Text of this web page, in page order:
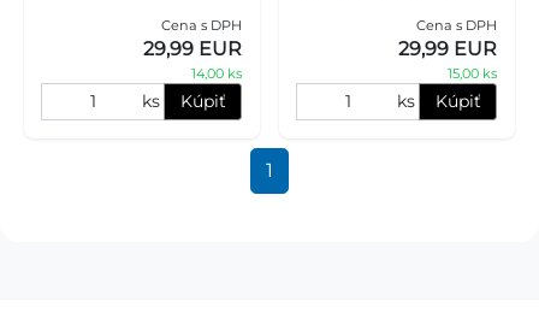
telesnej hmotnosti. Vhodné
pre mačky so sklo
Cena s DPH
29,99 EUR
14,00 ks
ks Kúpiť
trichobezoárov (chlpových
bezoárov). Vhodné najmä
Cena s DPH
29,99 EUR
15,00 ks
ks Kúpiť
1